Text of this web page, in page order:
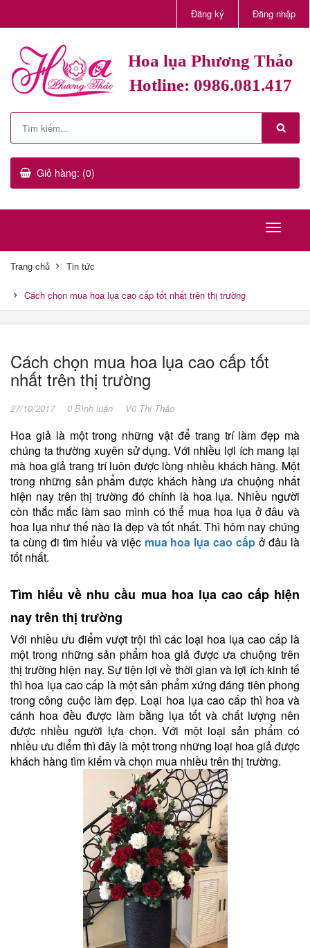
Đăng ký Đăng nhập
Hoa lụa Phương Thảo
Hotline: 0986.081.417
Giỏ hàng: (0)
Trang chủ Tin tức
Cách chọn mua hoa lụa cao cấp tốt nhất trên thị trường
Cách chọn mua hoa lụa cao cấp tốt
nhất trên thị trường
27/10/2017 0 Bình luận Vũ Thị Thảo
Hoa giả là một trong những vật để trang trí làm đẹp mà
chúng ta thường xuyên sử dụng. Với nhiều lợi ích mang lại
mà hoa giả trang trí luôn được lòng nhiều khách hàng. Một
trong những sản phẩm được khách hàng ưa chuộng nhất
hiện nay trên thị trường đó chính là hoa lụa. Nhiều người
còn thắc mắc làm sao mình có thể mua hoa lụa ở đâu và
hoa lụa như thế nào là đẹp và tốt nhất. Thì hôm nay chúng
ta cùng đi tìm hiểu và việc mua hoa lụa cao cấp ở đâu là
tốt nhất.
Tìm hiểu về nhu cầu mua hoa lụa cao cấp hiện
nay trên thị trường
Với nhiều ưu điểm vượt trội thì các loại hoa lụa cao cấp là
một trong những sản phẩm hoa giả được ưa chuộng trên
thị trường hiện nay. Sự tiện lợi về thời gian và lợi ích kinh tế
thì hoa lụa cao cấp là một sản phẩm xứng đáng tiên phong
trong công cuộc làm đẹp. Loại hoa lụa cao cấp thì hoa và
cánh hoa đều được làm bằng lụa tốt và chất lượng nên
được nhiều người lựa chọn. Với một loại sản phẩm có
nhiều ưu điểm thì đây là một trong những loại hoa giả được
khách hàng tìm kiếm và chọn mua nhiều trên thị trường.